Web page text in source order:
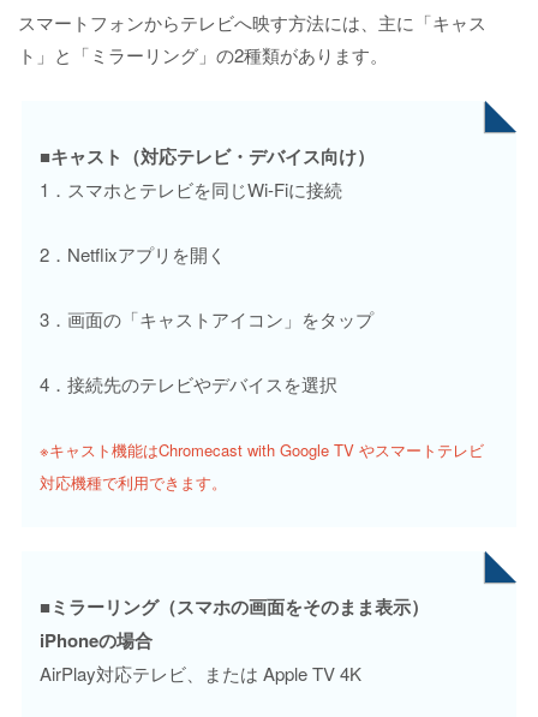
スマートフォンからテレビへ映す方法には、主に「キャス
ト」と「ミラーリング」の2種類があります。
■キャスト（対応テレビ・デバイス向け）
1．スマホとテレビを同じWi-Fiに接続
2．Netflixアプリを開く
3．画面の「キャストアイコン」をタップ
4．接続先のテレビやデバイスを選択
※キャスト機能はChromecast with Google TV やスマートテレビ
対応機種で利用できます。
■ミラーリング（スマホの画面をそのまま表示）
iPhoneの場合
AirPlay対応テレビ、または Apple TV 4K